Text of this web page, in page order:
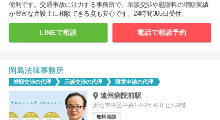
便利です。交通事故に注力する事務所で、示談交渉や慰謝料の増額実績
が豊富な弁護士に相談できる点も安心です。24時間365日受付。
LINEで相談 電話で相談予約
岡島法律事務所
増額交渉の代理 示談交渉の代理 障害申請の代理
遠州病院前駅
浜松市中区中央1-8-25 ADLビル2階
無料相談